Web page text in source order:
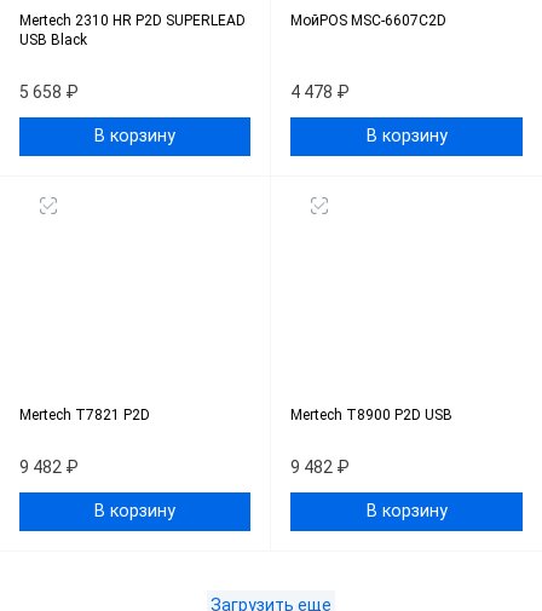
Mertech 2310 HR P2D SUPERLEAD
USB Black
5 658 ₽
В корзину
МойPOS MSC-6607C2D
4 478 ₽
В корзину
Mertech T7821 P2D
9 482 ₽
В корзину
Mertech T8900 P2D USB
9 482 ₽
В корзину
Загрузить еще